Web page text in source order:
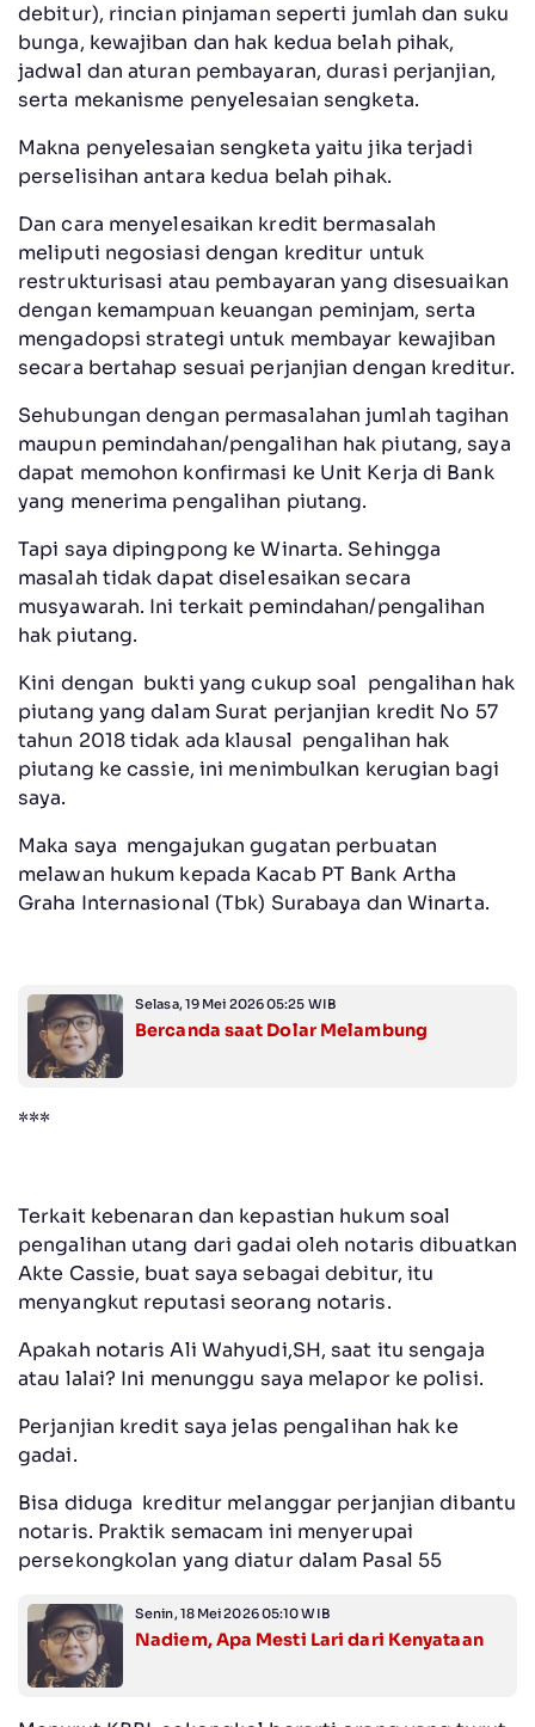
debitur), rincian pinjaman seperti jumlah dan suku
bunga, kewajiban dan hak kedua belah pihak,
jadwal dan aturan pembayaran, durasi perjanjian,
serta mekanisme penyelesaian sengketa.
Makna penyelesaian sengketa yaitu jika terjadi
perselisihan antara kedua belah pihak.
Dan cara menyelesaikan kredit bermasalah
meliputi negosiasi dengan kreditur untuk
restrukturisasi atau pembayaran yang disesuaikan
dengan kemampuan keuangan peminjam, serta
mengadopsi strategi untuk membayar kewajiban
secara bertahap sesuai perjanjian dengan kreditur.
Sehubungan dengan permasalahan jumlah tagihan
maupun pemindahan/pengalihan hak piutang, saya
dapat memohon konfirmasi ke Unit Kerja di Bank
yang menerima pengalihan piutang.
Tapi saya dipingpong ke Winarta. Sehingga
masalah tidak dapat diselesaikan secara
musyawarah. Ini terkait pemindahan/pengalihan
hak piutang.
Kini dengan bukti yang cukup soal pengalihan hak
piutang yang dalam Surat perjanjian kredit No 57
tahun 2018 tidak ada klausal pengalihan hak
piutang ke cassie, ini menimbulkan kerugian bagi
saya.
Maka saya mengajukan gugatan perbuatan
melawan hukum kepada Kacab PT Bank Artha
Graha Internasional (Tbk) Surabaya dan Winarta.
Selasa, 19 Mei 2026 05:25 WIB
Bercanda saat Dolar Melambung
***
Terkait kebenaran dan kepastian hukum soal
pengalihan utang dari gadai oleh notaris dibuatkan
Akte Cassie, buat saya sebagai debitur, itu
menyangkut reputasi seorang notaris.
Apakah notaris Ali Wahyudi,SH, saat itu sengaja
atau lalai? Ini menunggu saya melapor ke polisi.
Perjanjian kredit saya jelas pengalihan hak ke
gadai.
Bisa diduga kreditur melanggar perjanjian dibantu
notaris. Praktik semacam ini menyerupai
persekongkolan yang diatur dalam Pasal 55
Senin, 18 Mei 2026 05:10 WIB
Nadiem, Apa Mesti Lari dari Kenyataan